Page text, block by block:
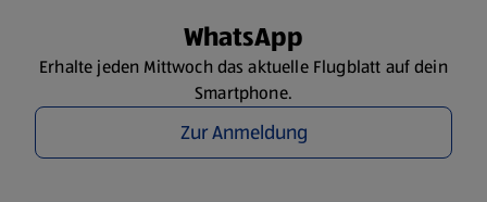
WhatsApp
Erhalte jeden Mittwoch das aktuelle Flugblatt auf dein
Smartphone.
Zur Anmeldung